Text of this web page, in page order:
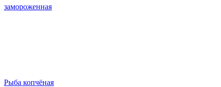
замороженная
Рыба копчёная